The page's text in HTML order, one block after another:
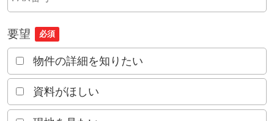
要望 必須
物件の詳細を知りたい
資料がほしい